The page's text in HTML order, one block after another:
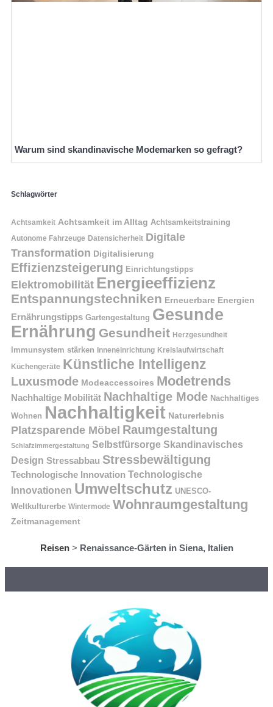
Warum sind skandinavische Modemarken so gefragt?
Schlagwörter
Achtsamkeit Achtsamkeit im Alltag Achtsamkeitstraining
Autonome Fahrzeuge Datensicherheit Digitale
Transformation Digitalisierung
Effizienzsteigerung Einrichtungstipps
Elektromobilität Energieeffizienz
Entspannungstechniken Erneuerbare Energien
Ernährungstipps Gartengestaltung Gesunde
Ernährung Gesundheit Herzgesundheit
Immunsystem stärken Inneneinrichtung Kreislaufwirtschaft
Küchengeräte Künstliche Intelligenz
Luxusmode Modeaccessoires Modetrends
Nachhaltige Mobilität Nachhaltige Mode Nachhaltiges
Wohnen Nachhaltigkeit Naturerlebnis
Platzsparende Möbel Raumgestaltung
Schlafzimmergestaltung Selbstfürsorge Skandinavisches
Design Stressabbau Stressbewältigung
Technologische Innovation Technologische
Innovationen Umweltschutz UNESCO-
Weltkulturerbe Wintermode Wohnraumgestaltung
Zeitmanagement
Reisen> Renaissance-Gärten in Siena, Italien